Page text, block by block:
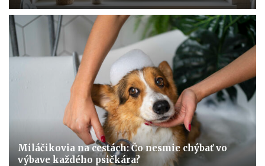
Miláčikovia na cestách: Čo nesmie chýbať vo
výbave každého psičkára?